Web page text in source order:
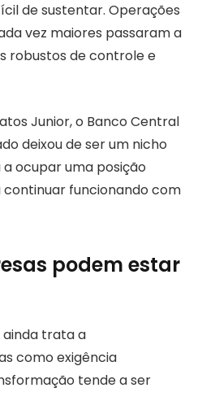
de sustentar. Operações
vez maiores passaram a
robustos de controle e
Junior, o Banco Central
deixou de ser um nicho
ocupar uma posição
funcionando com
podem estar
trata a
como exigência
tende a ser